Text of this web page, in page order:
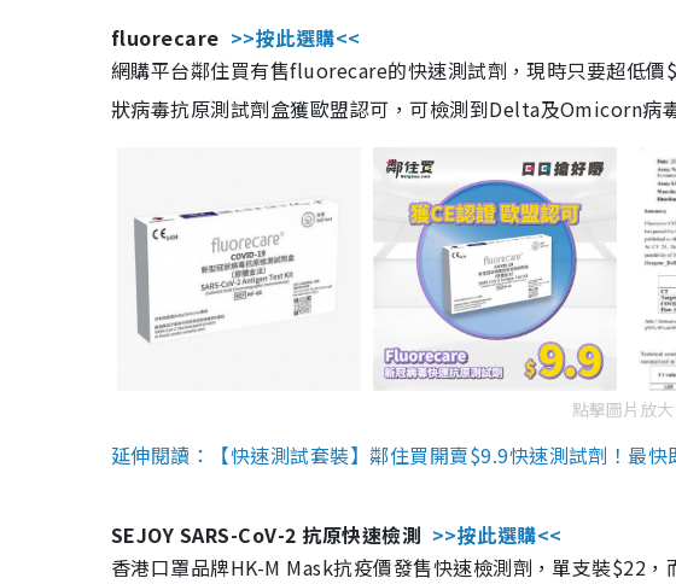
fluorecare >>按此選購<<
網購平台鄰住買有售fluorecare的快速測試劑，現時只要超低
狀病毒抗原測試劑盒獲歐盟認可，可檢測到Delta及Omicorn病
點擊圖片放大
延伸閱讀：【快速測試套裝】鄰住買開賣$9.9快速測試劑！最
SEJOY SARS-CoV-2 抗原快速檢測 >>按此選購<<
香港口罩品牌HK-M Mask抗疫價發售快速檢測劑，單支裝$22